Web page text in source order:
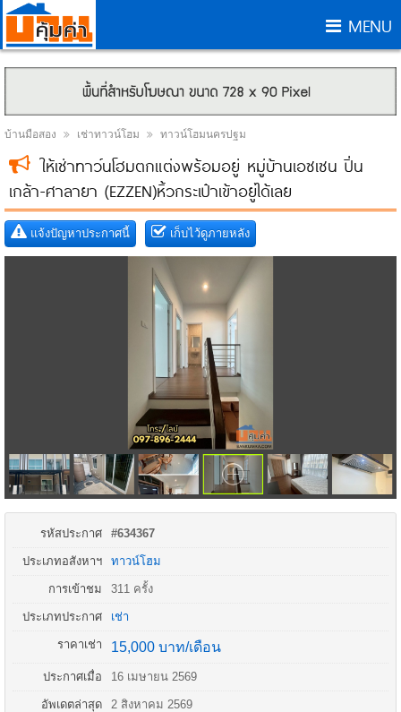
MENU
บ้านมือสอง เช่าทาวน์โฮม ทาวน์โฮมนครปฐม
ให้เช่าทาว์นโฮมตกแต่งพร้อมอยู่ หมู่บ้านเอซเซน ปิ่น
เกล้า-ศาลายา (EZZEN)หิ้วกระเป๋าเข้าอยู่ได้เลย
แจ้งปัญหาประกาศนี้ เก็บไว้ดูภายหลัง
รหัสประกาศ #634367
ประเภทอสังหาฯ ทาวน์โฮม
การเข้าชม 311 ครั้ง
ประเภทประกาศ เช่า
ราคาเช่า 15,000 บาท/เดือน
ประกาศเมื่อ 16 เมษายน 2569
อัพเดตล่าสุด 2 สิงหาคม 2569